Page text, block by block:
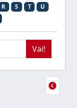
R S T
U